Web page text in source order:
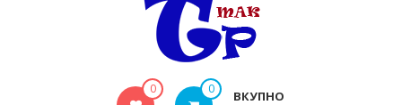
MAKTOP.MK
0 0 ВКУПНО